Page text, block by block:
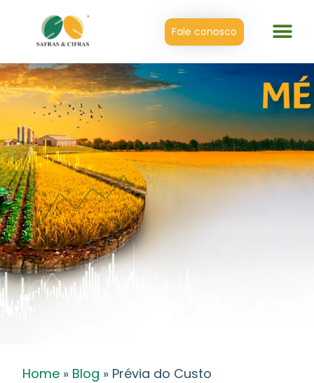
Fale conosco
Home » Blog » Prévia do Custo